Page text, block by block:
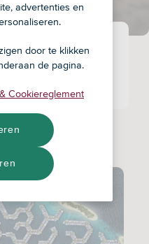
om makkelijk
aarde ook voor
advertenties en
door te klikken
de pagina.
Cookiereglement